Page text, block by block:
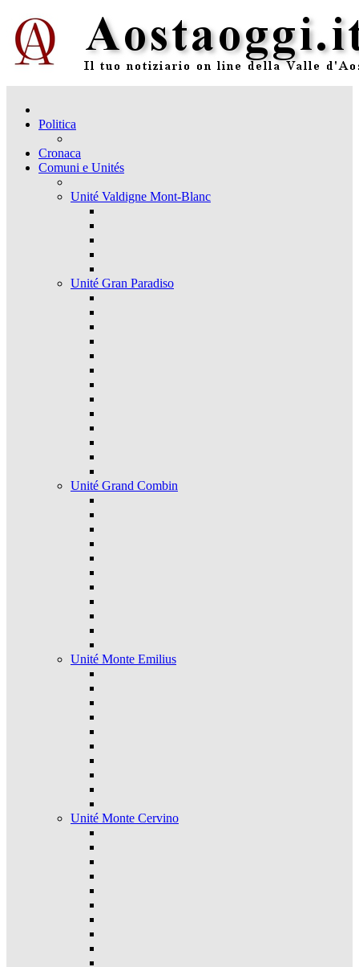
Politica
Cronaca
Comuni e Unités
Unité Valdigne Mont-Blanc
Unité Gran Paradiso
Unité Grand Combin
Unité Monte Emilius
Unité Monte Cervino